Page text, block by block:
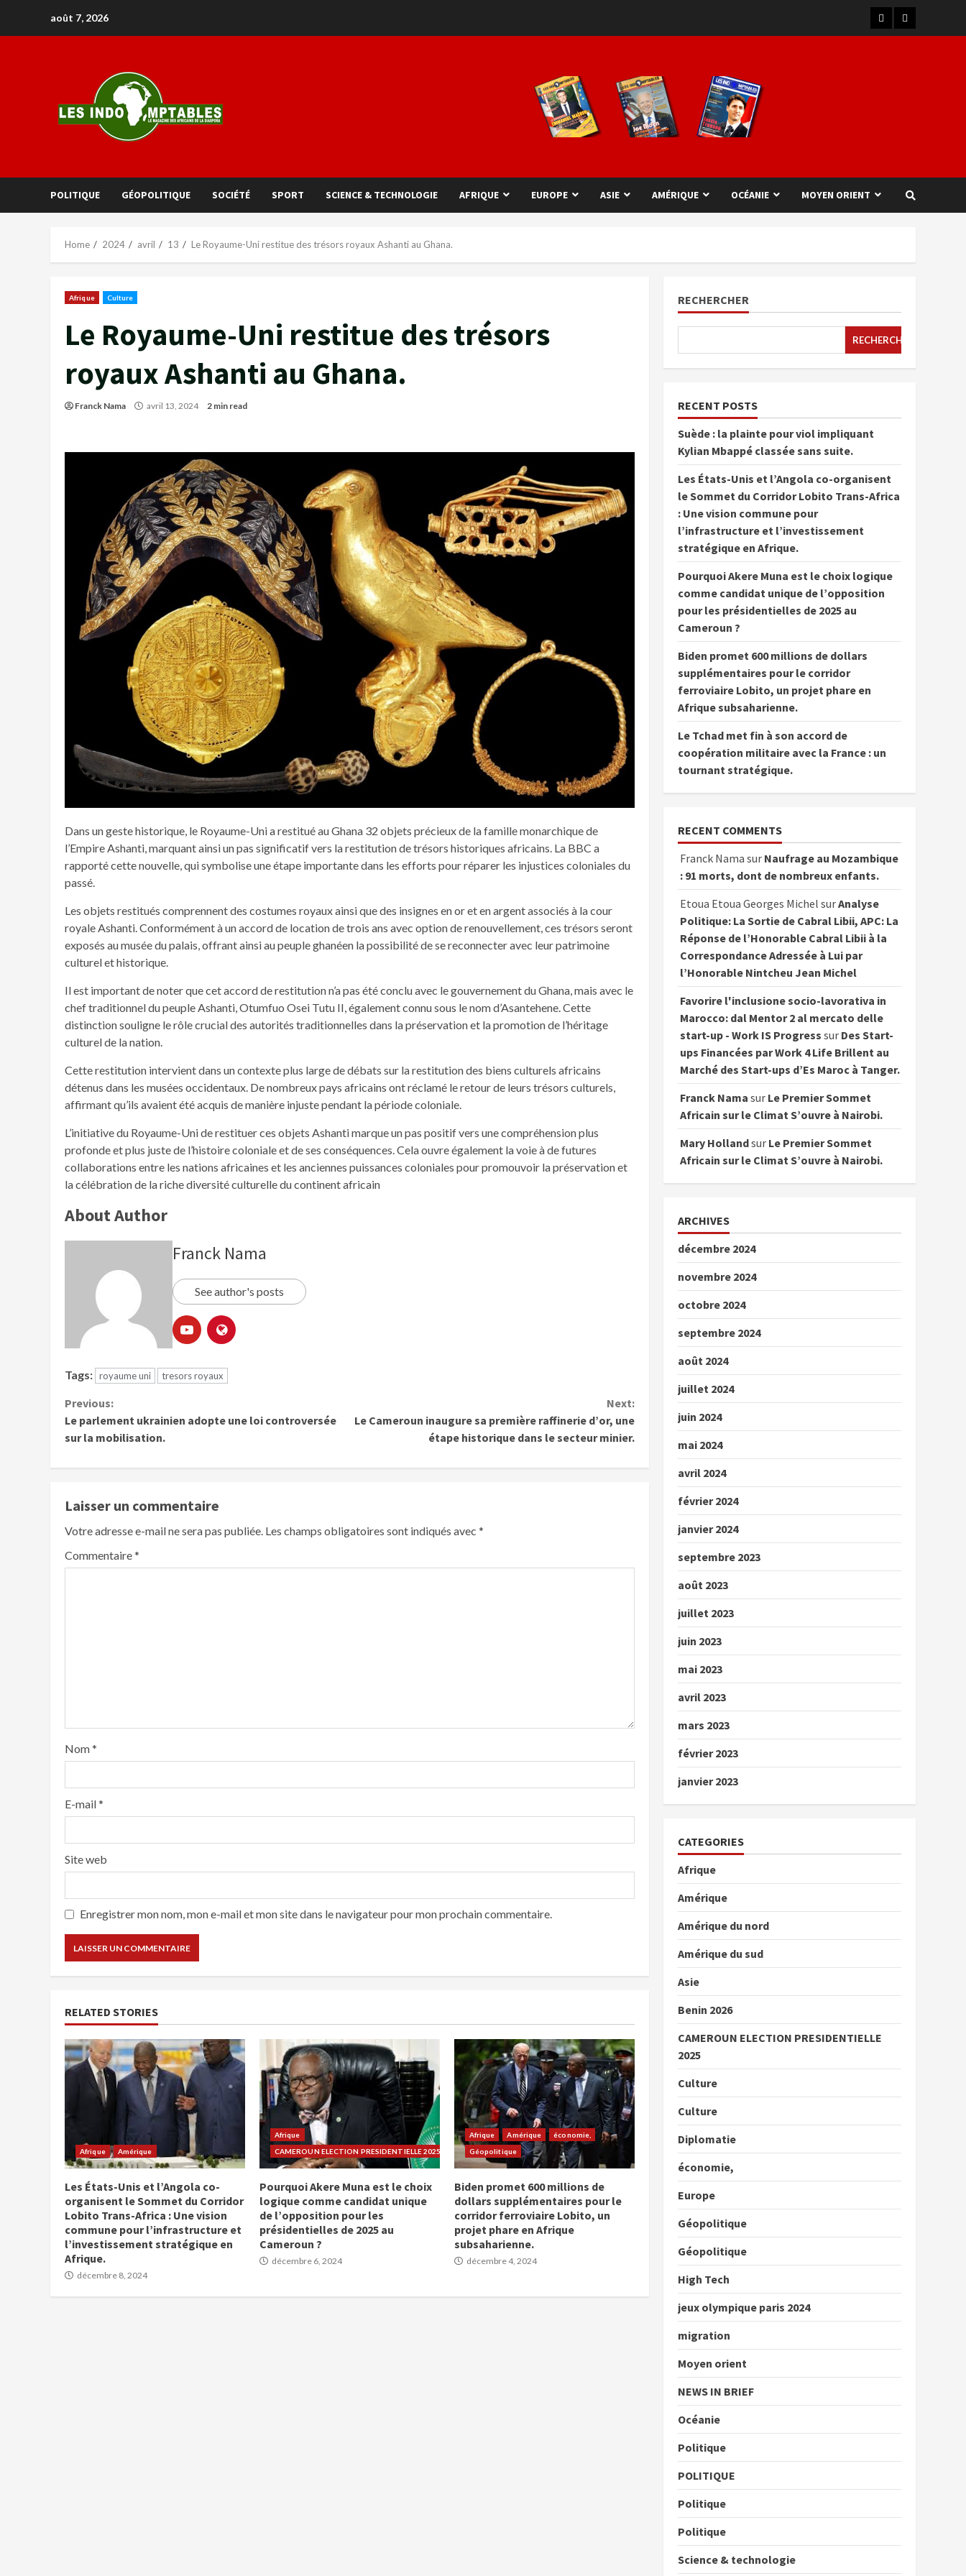
août 7, 2026
POLITIQUE GÉOPOLITIQUE SOCIÉTÉ SPORT SCIENCE & TECHNOLOGIE AFRIQUE EUROPE ASIE AMÉRIQUE OCÉANIE MOYEN ORIENT
Home 2024 avril 13 Le Royaume-Uni restitue des trésors royaux Ashanti au Ghana.
Afrique Culture
Le Royaume-Uni restitue des trésors
royaux Ashanti au Ghana.
Franck Nama avril 13, 2024 2 min read
Dans un geste historique, le Royaume-Uni a restitué au Ghana 32 objets précieux de la famille monarchique de
l’Empire Ashanti, marquant ainsi un pas significatif vers la restitution de trésors historiques africains. La BBC a
rapporté cette nouvelle, qui symbolise une étape importante dans les efforts pour réparer les injustices coloniales du
passé.
Les objets restitués comprennent des costumes royaux ainsi que des insignes en or et en argent associés à la cour
royale Ashanti. Conformément à un accord de location de trois ans avec option de renouvellement, ces trésors seront
exposés au musée du palais, offrant ainsi au peuple ghanéen la possibilité de se reconnecter avec leur patrimoine
culturel et historique.
Il est important de noter que cet accord de restitution n’a pas été conclu avec le gouvernement du Ghana, mais avec le
chef traditionnel du peuple Ashanti, Otumfuo Osei Tutu II, également connu sous le nom d’Asantehene. Cette
distinction souligne le rôle crucial des autorités traditionnelles dans la préservation et la promotion de l’héritage
culturel de la nation.
Cette restitution intervient dans un contexte plus large de débats sur la restitution des biens culturels africains
détenus dans les musées occidentaux. De nombreux pays africains ont réclamé le retour de leurs trésors culturels,
affirmant qu’ils avaient été acquis de manière injuste pendant la période coloniale.
L’initiative du Royaume-Uni de restituer ces objets Ashanti marque un pas positif vers une compréhension plus
profonde et plus juste de l’histoire coloniale et de ses conséquences. Cela ouvre également la voie à de futures
collaborations entre les nations africaines et les anciennes puissances coloniales pour promouvoir la préservation et
la célébration de la riche diversité culturelle du continent africain
About Author
Franck Nama
See author's posts
Tags: royaume uni tresors royaux
Previous:
Le parlement ukrainien adopte une loi controversée
sur la mobilisation.
Next:
Le Cameroun inaugure sa première raffinerie d’or, une
étape historique dans le secteur minier.
Laisser un commentaire
Votre adresse e-mail ne sera pas publiée. Les champs obligatoires sont indiqués avec *
Commentaire*
Nom*
E-mail*
Site web
Enregistrer mon nom, mon e-mail et mon site dans le navigateur pour mon prochain commentaire.
RELATED STORIES
Afrique Amérique
Les États-Unis et l’Angola co-
organisent le Sommet du Corridor
Lobito Trans-Africa : Une vision
commune pour l’infrastructure et
l’investissement stratégique en
Afrique.
décembre 8, 2024
Afrique
CAMEROUN ELECTION PRESIDENTIELLE 2025
Pourquoi Akere Muna est le choix
logique comme candidat unique
de l’opposition pour les
présidentielles de 2025 au
Cameroun ?
décembre 6, 2024
Afrique Amérique
économie,
Géopolitique
Biden promet 600 millions de
dollars supplémentaires pour le
corridor ferroviaire Lobito, un
projet phare en Afrique
subsaharienne.
décembre 4, 2024
RECHERCHER
RECHERCHER
RECENT POSTS
Suède : la plainte pour viol impliquant
Kylian Mbappé classée sans suite.
Les États-Unis et l’Angola co-organisent
le Sommet du Corridor Lobito Trans-Africa
: Une vision commune pour
l’infrastructure et l’investissement
stratégique en Afrique.
Pourquoi Akere Muna est le choix logique
comme candidat unique de l’opposition
pour les présidentielles de 2025 au
Cameroun ?
Biden promet 600 millions de dollars
supplémentaires pour le corridor
ferroviaire Lobito, un projet phare en
Afrique subsaharienne.
Le Tchad met fin à son accord de
coopération militaire avec la France : un
tournant stratégique.
RECENT COMMENTS
Franck Nama sur Naufrage au Mozambique
: 91 morts, dont de nombreux enfants.
Etoua Etoua Georges Michel surAnalyse
Politique: La Sortie de Cabral Libii, APC: La
Réponse de l’Honorable Cabral Libii à la
Correspondance Adressée à Lui par
l’Honorable Nintcheu Jean Michel
Favorire l'inclusione socio-lavorativa in
Marocco: dal Mentor 2 al mercato delle
start-up - Work IS Progress sur Des Start-
ups Financées par Work 4 Life Brillent au
Marché des Start-ups d’Es Maroc à Tanger.
Franck Nama sur Le Premier Sommet
Africain sur le Climat S’ouvre à Nairobi.
Mary Hollandsur Le Premier Sommet
Africain sur le Climat S’ouvre à Nairobi.
ARCHIVES
décembre 2024
novembre 2024
octobre 2024
septembre 2024
août 2024
juillet 2024
juin 2024
mai 2024
avril 2024
février 2024
janvier 2024
septembre 2023
août 2023
juillet 2023
juin 2023
mai 2023
avril 2023
mars 2023
février 2023
janvier 2023
CATEGORIES
Afrique
Amérique
Amérique du nord
Amérique du sud
Asie
Benin 2026
CAMEROUN ELECTION PRESIDENTIELLE
2025
Culture
Culture
Diplomatie
économie,
Europe
Géopolitique
Géopolitique
High Tech
jeux olympique paris 2024
migration
Moyen orient
NEWS IN BRIEF
Océanie
Politique
POLITIQUE
Politique
Politique
Science & technologie